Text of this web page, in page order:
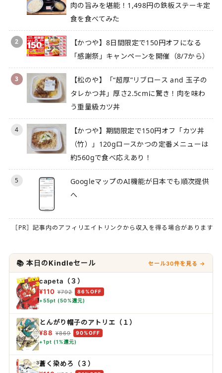
肉の旨みを堪能！1,498円の鉄板ステーキ定
食を食べてみた
2
【かつや】8日間限定で150円オフになる
「感謝祭」キャンペーンを開催（8/7から）
3
【松のや】「“超厚”リブロース and 玉子の
タレかつ丼」厚さ2.5cmに驚き！肉を味わ
う重量級カツ丼
4
【かつや】期間限定で150円オフ「カツ丼
（竹）」120gロースかつの定番メニューは
約560gで食べ応えあり！
5
GoogleマップのAI機能が日本でも順次提供
へ
［PR］記事内のアフィリエイトリンクから収入を得る場合があります
📚 本日のKindleセール セール30件を見る →
capeta（３）
¥110 ¥792
86%OFF
+55pt (50%還元)
とんがり帽子のアトリエ（１）
¥88 ¥869
90%OFF
+1pt (1%還元)
蒼く染めろ（３）